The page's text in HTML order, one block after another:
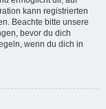
kann registrierten
Beachte bitte unsere
bevor du dich
wenn du dich in